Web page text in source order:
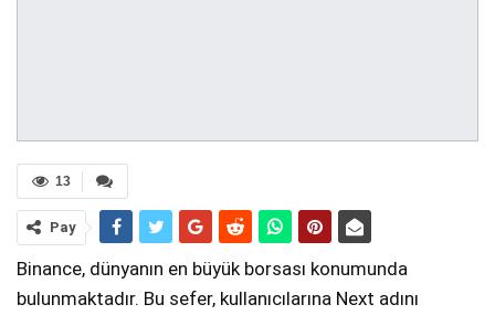
13
Pay
Binance, dünyanın en büyük borsası konumunda
bulunmaktadır. Bu sefer, kullanıcılarına Next adını